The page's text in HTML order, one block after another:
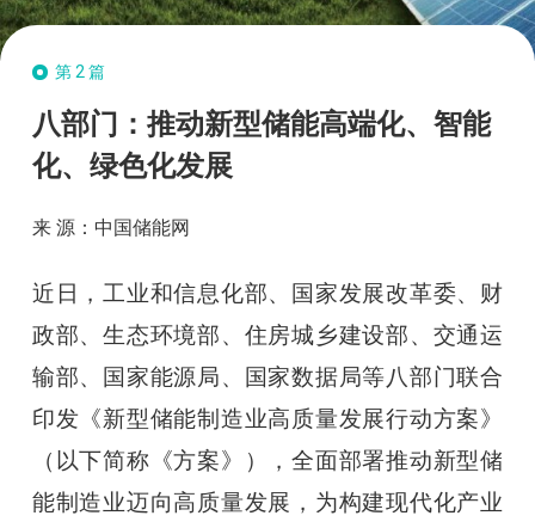
第2篇
八部门：推动新型储能高端化、智能
化、绿色化发展
来 源：中国储能网
近日，工业和信息化部、国家发展改革委、财
政部、生态环境部、住房城乡建设部、交通运
输部、国家能源局、国家数据局等八部门联合
印发《新型储能制造业高质量发展行动方案》
（以下简称《方案》），全面部署推动新型储
能制造业迈向高质量发展，为构建现代化产业